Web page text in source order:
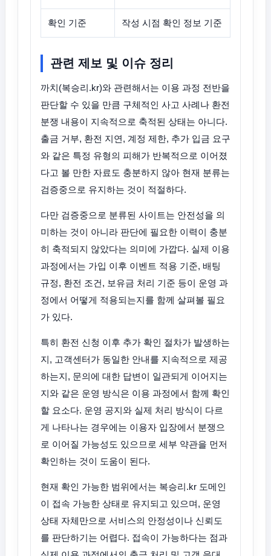
확인 기준 작성 시점 확인 정보 기준
관련 제보 및 이슈 정리
까치(복승리.kr)와 관련해서는 이용 과정 전반을
판단할 수 있을 만큼 구체적인 사고 사례나 환전
분쟁 내용이 지속적으로 축적된 상태는 아니다.
출금 거부, 환전 지연, 계정 제한, 추가 입금 요구
와 같은 특정 유형의 피해가 반복적으로 이어졌
다고 볼 만한 자료도 충분하지 않아 현재 분류는
검증중으로 유지하는 것이 적절하다.
다만 검증중으로 분류된 사이트는 안전성을 의
미하는 것이 아니라 판단에 필요한 이력이 충분
히 축적되지 않았다는 의미에 가깝다. 실제 이용
과정에서는 가입 이후 이벤트 적용 기준, 배팅
규정, 환전 조건, 보유금 처리 기준 등이 운영 과
정에서 어떻게 적용되는지를 함께 살펴볼 필요
가 있다.
특히 환전 신청 이후 추가 확인 절차가 발생하는
지, 고객센터가 동일한 안내를 지속적으로 제공
하는지, 문의에 대한 답변이 일관되게 이어지는
지와 같은 운영 방식은 이용 과정에서 함께 확인
할 요소다. 운영 공지와 실제 처리 방식이 다르
게 나타나는 경우에는 이용자 입장에서 분쟁으
로 이어질 가능성도 있으므로 세부 약관을 먼저
확인하는 것이 도움이 된다.
현재 확인 가능한 범위에서는 복승리.kr 도메인
이 접속 가능한 상태로 유지되고 있으며, 운영
상태 자체만으로 서비스의 안정성이나 신뢰도
를 판단하기는 어렵다. 접속이 가능하다는 점과